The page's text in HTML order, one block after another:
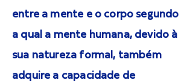
entre a mente e o corpo segundo
a qual a mente humana, devido à
sua natureza formal, também
adquire a capacidade de